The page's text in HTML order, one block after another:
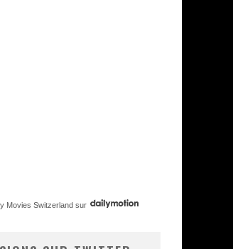
Movies Switzerland sur